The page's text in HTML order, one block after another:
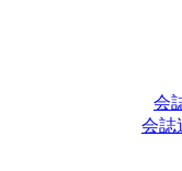
会
会誌